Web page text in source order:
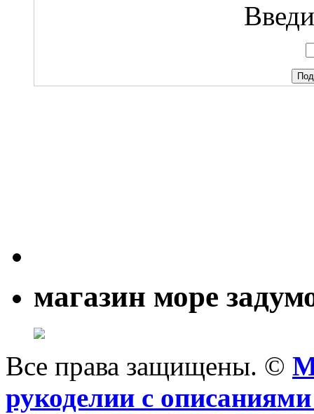
магазин море
Все права защищены. ©
рукоделии с